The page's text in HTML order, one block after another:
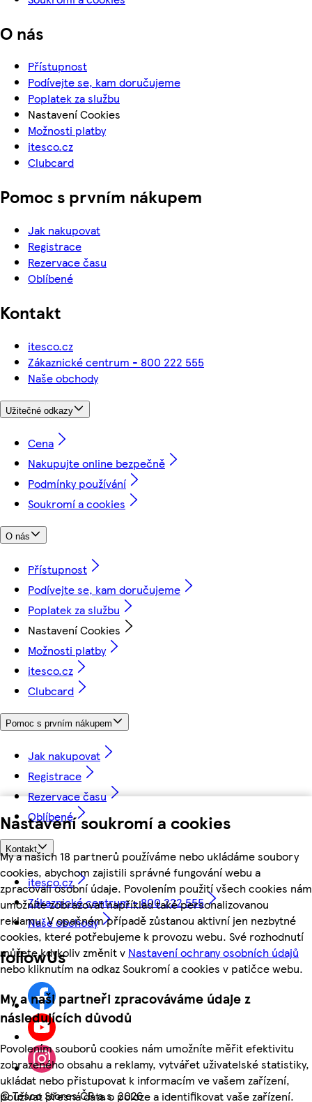
Nastavení soukromí a cookies
My a našich 18 partnerů používáme nebo ukládáme soubory
cookies, abychom zajistili správné fungování webu a
zpracovali osobní údaje. Povolením použití všech cookies nám
umožníte zobrazovat například také personalizovanou
reklamu. V opačném případě zůstanou aktivní jen nezbytné
cookies, které potřebujeme k provozu webu. Své rozhodnutí
můžete kdykoliv změnit v Nastavení ochrany osobních údajů
nebo kliknutím na odkaz Soukromí a cookies v patičce webu.
My a naši partneři zpracováváme údaje z
následujících důvodů
Povolením souborů cookies nám umožníte měřit efektivitu
zobrazeného obsahu a reklamy, vytvářet uživatelské statistiky,
ukládat nebo přistupovat k informacím ve vašem zařízení,
používat přesná data o poloze a identifikovat vaše zařízení.
O nás
Přístupnost
Podívejte se, kam doručujeme
Poplatek za službu
Nastavení Cookies
Možnosti platby
itesco.cz
Clubcard
Pomoc s prvním nákupem
Jak nakupovat
Registrace
Rezervace času
Oblíbené
Kontakt
itesco.cz
Zákaznické centrum - 800 222 555
Naše obchody
Užitečné odkazy
Cena
Nakupujte online bezpečně
Podmínky používání
Soukromí a cookies
O nás
Přístupnost
Podívejte se, kam doručujeme
Poplatek za službu
Nastavení Cookies
Možnosti platby
itesco.cz
Clubcard
Pomoc s prvním nákupem
Jak nakupovat
Registrace
Rezervace času
Oblíbené
Kontakt
itesco.cz
Zákaznické centrum - 800 222 555
Naše obchody
followUs
©Tesco Stores ČR a.s. 2026